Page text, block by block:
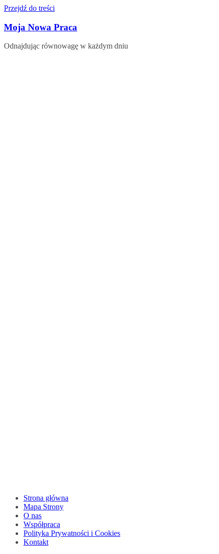
Przejdź do treści
Moja Nowa Praca
Odnajdując równowagę w każdym dniu
Strona główna
Mapa Strony
O nas
Współpraca
Polityka Prywatności i Cookies
Kontakt